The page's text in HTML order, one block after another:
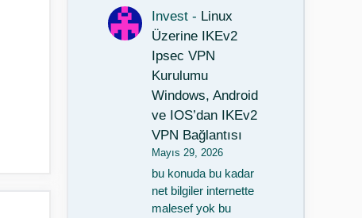
Invest - Linux
Üzerine IKEv2
Ipsec VPN
Kurulumu
Windows, Android
ve IOS’dan IKEv2
VPN Bağlantısı
Mayıs 29, 2026
bu konuda bu kadar
net bilgiler internette
malesef yok bu